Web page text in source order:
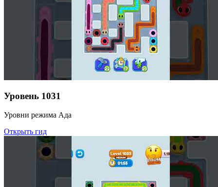
Уровень 1031
Уровни режима Ада
Открыть гид